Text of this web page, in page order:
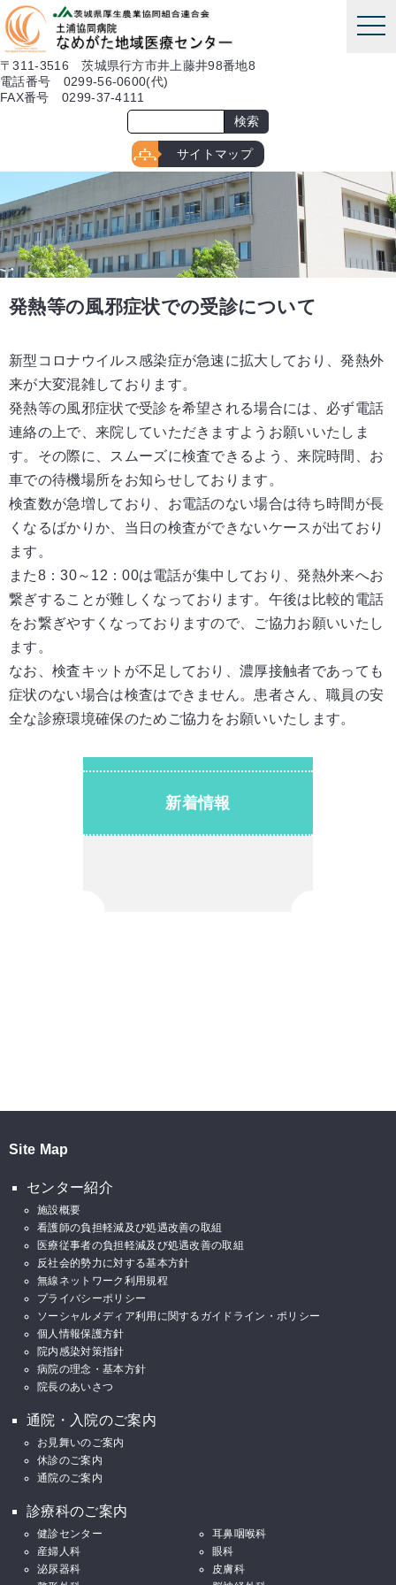
本文へ
〒311-3516 茨城県行方市井上藤井98番地8
電話番号 0299-56-0600(代)
FAX番号 0299-37-4111
サイトマップ
発熱等の風邪症状での受診について
新型コロナウイルス感染症が急速に拡大しており、発熱外
来が大変混雑しております。
発熱等の風邪症状で受診を希望される場合には、必ず電話
連絡の上で、来院していただき ますようお願いいたしま
す。その際に、スムーズに検査できるよう、来院時間、お
車での待機場所をお知らせしております。
検査数が急増しており、お電話のない場合は待ち時間が長
くなるばかりか、当日の検査ができないケースが出ており
ます。
また8：30～12：00は電話が集中しており、発熱外来へお
繋ぎすることが難しくなっております。 午後は比較的電話
をお繋ぎやすくなっておりますので、ご協力お願いいたし
ます。
なお、検査キットが不足しており、濃厚接触者であっても
症状のない場合は検査はできません。 患者さん、職員の安
全な診療環境確保のためご協力をお願いいたします。
新着情報
Site Map
センター紹介
施設概要
看護師の負担軽減及び処遇改善の取組
医療従事者の負担軽減及び処遇改善の取組
反社会的勢力に対する基本方針
無線ネットワーク利用規程
プライバシーポリシー
ソーシャルメディア利用に関するガイドライン・ポリシー
個人情報保護方針
院内感染対策指針
病院の理念・基本方針
院長のあいさつ
通院・入院のご案内
お見舞いのご案内
休診のご案内
通院のご案内
診療科のご案内
健診センター
耳鼻咽喉科
産婦人科
眼科
泌尿器科
皮膚科